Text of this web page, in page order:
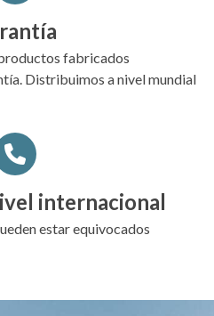
fabricados
Distribuimos a nivel mundial
internacional
estar equivocados